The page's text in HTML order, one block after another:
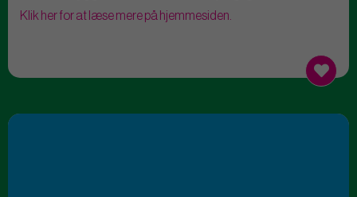
Klik her for at læse mere på hjemmesiden.